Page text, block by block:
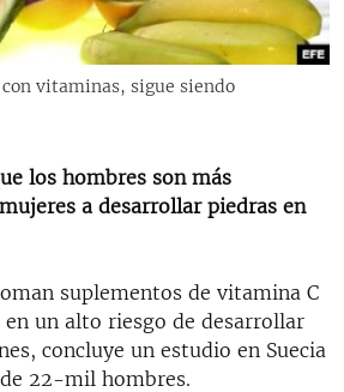
EN AMÉRICA LATINA
A UCRANIA
vitaminas, sigue siendo
los hombres son más
a desarrollar piedras en
suplementos de vitamina C
un alto riesgo de desarrollar
concluye un estudio en Suecia
22-mil hombres.